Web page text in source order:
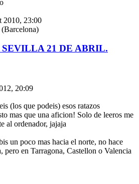
2010, 23:00
SEVILLA 21 DE ABRIL.
20:09
(los que podeis) esos ratazos
mas que una aficion! Solo de leeros me
al ordenador, jajaja
un poco mas hacia el norte, no hace
pero en Tarragona, Castellon o Valencia